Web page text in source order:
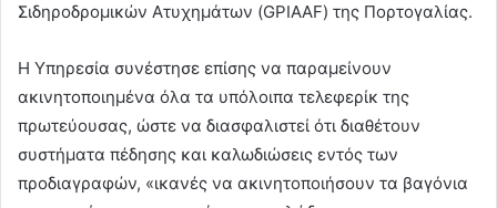
Σιδηροδρομικών Ατυχημάτων (GPIAAF) της Πορτογαλίας.
Η Υπηρεσία συνέστησε επίσης να παραμείνουν
ακινητοποιημένα όλα τα υπόλοιπα τελεφερίκ της
πρωτεύουσας, ώστε να διασφαλιστεί ότι διαθέτουν
συστήματα πέδησης και καλωδιώσεις εντός των
προδιαγραφών, «ικανές να ακινητοποιήσουν τα βαγόνια